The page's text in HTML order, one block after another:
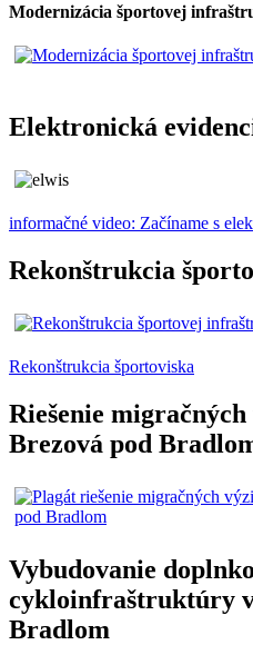
Modernizácia športovej
Elektronická
informačné video: Začíname s
Rekonštrukcia
Rekonštrukcia športoviska
Riešenie migračných
Brezová pod
Vybudovanie
cykloinfraštruktúry v
Bradlom